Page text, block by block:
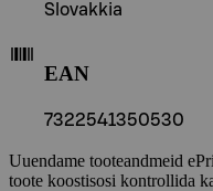
Slovakkia
EAN
7322541350530
Uuendame tooteandmeid
toote koostisosi kontrollida